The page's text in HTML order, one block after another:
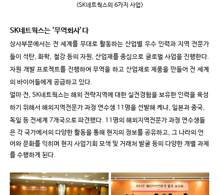
<SK네트웍스의 6가지 사업>
SK네트웍스는‘무역회사’다
상사부문에서는 전 세계를 무대로 활동하는 산업별 우수 인력과 지역 전문가
들이 석탄,화학, 철강 등의 자원,산업재를 중심으로 글로벌 사업을 진행한다.
자원 개발 프로젝트를 진행하여 무역을 하고 산업재로 제품을 만들어 전 세계
의 바이어들에게 공급하고 있다.
얼마 전, SK네트웍스는 해외 전략지역에 대한 실전경험을 보유한 인력을 육성
하기 위해서 해외지역전문가 과정 연수생 11 명을 선발해 케냐, 일본과 중국,
독일 등 전세계 7개국으로 파견했다. 11 명의 해외지역전문가 과정 연수생들
은 각 국가에서의 다양한 활동을 통해 현지의 정보를 공유하고, 그 나라의 언
어와 문화를 익히며 현지 사업기회 모색 및 거래처 발굴 등의 다양한 개별 과제
를 수행하게 된다.